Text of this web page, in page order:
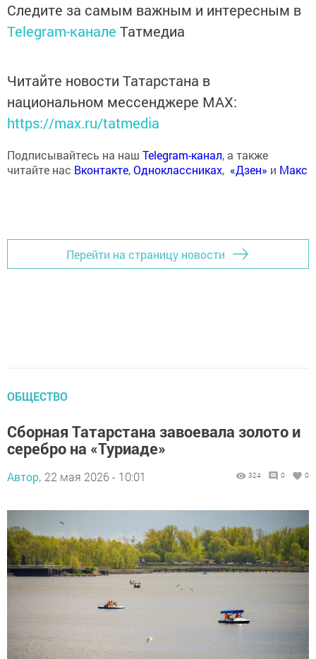
Следите за самым важным и интересным в
Telegram-канале Татмедиа
Читайте новости Татарстана в
национальном мессенджере MАХ:
https://max.ru/tatmedia
Подписывайтесь на наш Telegram-канал, а также
читайте нас Вконтакте,Одноклассниках, «Дзен» и Макс
Перейти на страницу новости
ОБЩЕСТВО
Сборная Татарстана завоевала золото и
серебро на «Туриаде»
Автор, 22 мая 2026 - 10:01 324 0 0